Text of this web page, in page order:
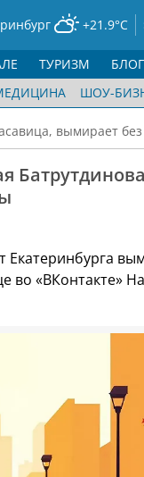
+21.9°C
ШОУ-
ТУРИЗМ
вымирает
Батрутдинова
Екатеринбурга
во «ВКонтакте»